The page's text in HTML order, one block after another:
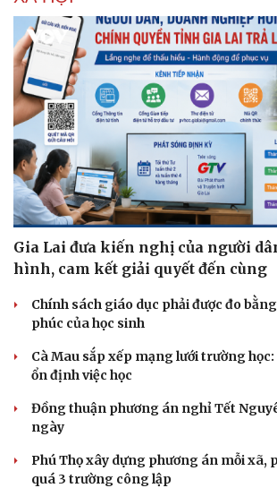
Gia Lai đưa kiến nghị của người
hình, cam kết giải quyết đến cùng
Chính sách giáo dục phải được đo
phúc của học sinh
Cà Mau sắp xếp mạng lưới trường
ổn định việc học
Đồng thuận phương án nghỉ Tết
ngày
Phú Thọ xây dựng phương án mỗi xã,
quá 3 trường công lập